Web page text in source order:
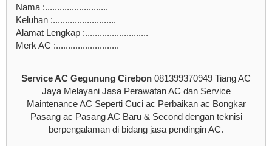
Nama :..........................
Keluhan :..........................
Alamat Lengkap :..........................
Merk AC :..........................
Service AC Gegunung Cirebon 081399370949 Tiang AC
Jaya Melayani Jasa Perawatan AC dan Service
Maintenance AC Seperti Cuci ac Perbaikan ac Bongkar
Pasang ac Pasang AC Baru & Second dengan teknisi
berpengalaman di bidang jasa pendingin AC.